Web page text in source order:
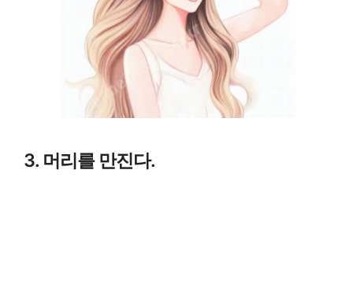
3. 머리를 만진다.